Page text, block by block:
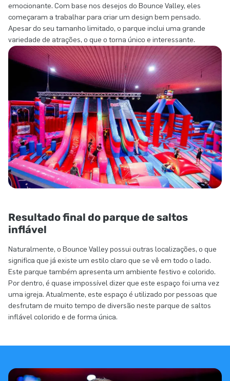
emocionante. Com base nos desejos do Bounce Valley, eles
começaram a trabalhar para criar um design bem pensado.
Apesar do seu tamanho limitado, o parque inclui uma grande
variedade de atrações, o que o torna único e interessante.
Resultado final do parque de saltos
inflável
Naturalmente, o Bounce Valley possui outras localizações, o que
significa que já existe um estilo claro que se vê em todo o lado.
Este parque também apresenta um ambiente festivo e colorido.
Por dentro, é quase impossível dizer que este espaço foi uma vez
uma igreja. Atualmente, este espaço é utilizado por pessoas que
desfrutam de muito tempo de diversão neste parque de saltos
inflável colorido e de forma única.